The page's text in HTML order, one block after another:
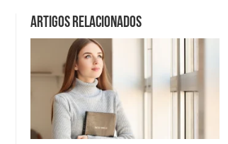
Artigos relacionados